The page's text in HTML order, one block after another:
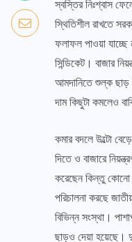
স্বস্তির নিঃশ্বাস
স্থিতিশীল রাখতে
ফলাফল পাওয়া যাচ্ছে
সিন্ডিকেট। বাজার
আমদানিতে শুল্ক ছাড়
দাম কিছুটা কমলেও
কমার বদলে উল্টো
দিতে ও বাজারে
করেছেন কিন্তু কোনো
পরিচালনা করছে
বিভিন্ন সংস্থা।
ছাড়ও দেয়া হয়েছে।